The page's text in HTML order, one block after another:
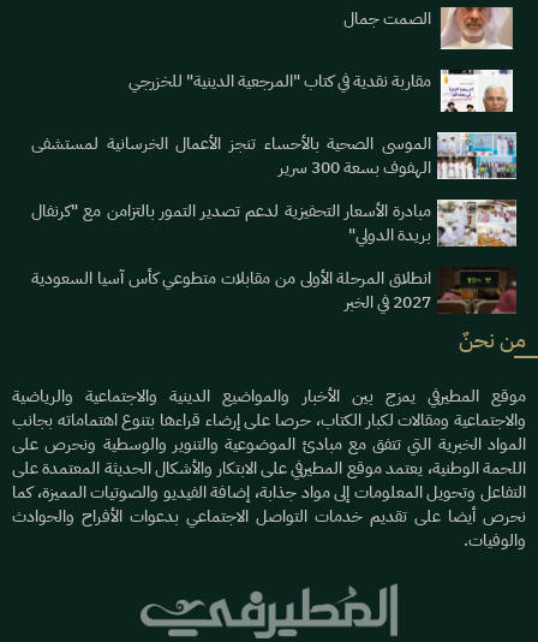
الصمت جمال
مقاربة نقدية في كتاب "المرجعية الدينية" للخزرجي
الموسى الصحية بالأحساء تنجز الأعمال الخرسانية لمستشفى
الهفوف بسعة 300 سرير
مبادرة الأسعار التحفيزية لدعم تصدير التمور بالتزامن مع "كرنفال
بريدة الدولي"
انطلاق المرحلة الأولى من مقابلات متطوعي كأس آسيا السعودية
2027 في الخبر
من نحنٌ
موقع المطيرفي يمزج بين الأخبار والمواضيع الدينية والاجتماعية والرياضية
والاجتماعية ومقالات لكبار الكتاب، حرصا على إرضاء قراءها بتنوع اهتماماته بجانب
المواد الخبرية التي تتفق مع مبادئ الموضوعية والتنوير والوسطية ونحرص على
اللحمة الوطنية، يعتمد موقع المطيرفي على الابتكار والأشكال الحديثة المعتمدة على
التفاعل وتحويل المعلومات إلى مواد جذابة، إضافة الفيديو والصوتيات المميزة، كما
نحرص أيضا على تقديم خدمات التواصل الاجتماعي بدعوات الأفراح والحوادث
والوفيات.